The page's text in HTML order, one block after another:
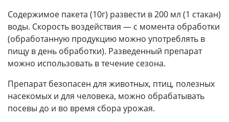
Содержимое пакета (10г) развести в 200 мл (1 стакан)
воды. Скорость воздействия ― с момента обработки
(обработанную продукцию можно употреблять в
пищу в день обработки). Разведенный препарат
можно использовать в течение сезона.
Препарат безопасен для животных, птиц, полезных
насекомых и для человека, можно обрабатывать
посевы до и во время сбора урожая.